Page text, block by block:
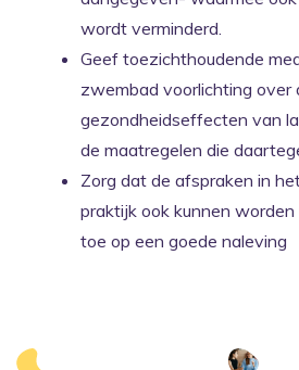
wordt verminderd.
Geef toezichthoudende
zwembad voorlichting over
gezondheidseffecten van
de maatregelen die
Zorg dat de afspraken in
praktijk ook kunnen
toe op een goede naleving